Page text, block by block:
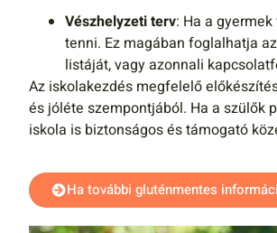
Vészhelyzeti terv: Ha a
tenni. Ez magában foglalhatja
listáját, vagy azonnali
Az iskolakezdés megfelelő
és jóléte szempontjából. Ha a szülők
iskola is biztonságos és támogató
Ha további gluténmentes